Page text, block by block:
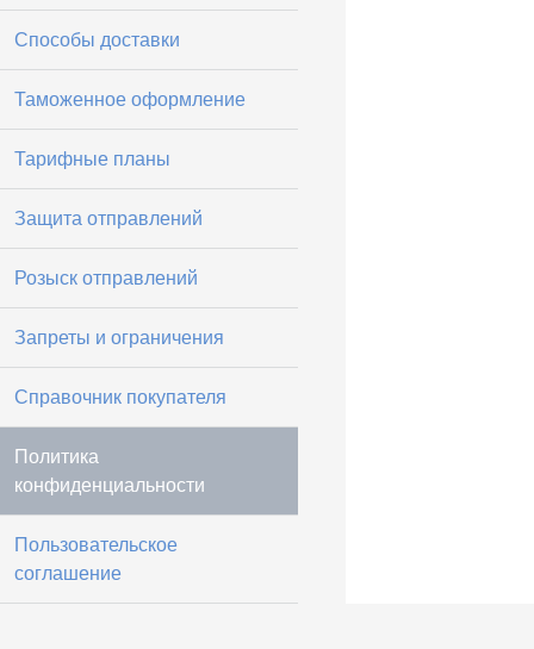
Способы доставки
Таможенное оформление
Тарифные планы
Защита отправлений
Розыск отправлений
Запреты и ограничения
Справочник покупателя
Политика
конфиденциальности
Пользовательское
соглашение